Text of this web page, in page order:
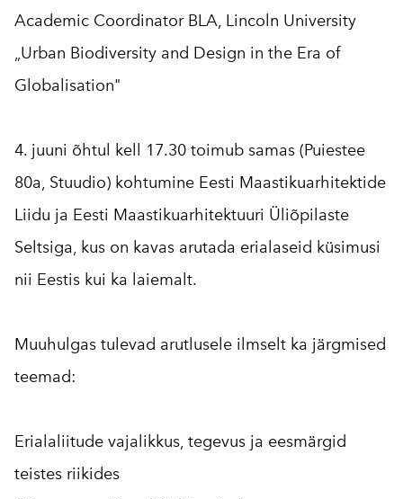
Academic Coordinator BLA, Lincoln University
„Urban Biodiversity and Design in the Era of
Globalisation"
4. juuni õhtul kell 17.30 toimub samas (Puiestee
80a, Stuudio) kohtumine Eesti Maastikuarhitektide
Liidu ja Eesti Maastikuarhitektuuri Üliõpilaste
Seltsiga, kus on kavas arutada erialaseid küsimusi
nii Eestis kui ka laiemalt.
Muuhulgas tulevad arutlusele ilmselt ka järgmised
teemad:
Erialaliitude vajalikkus, tegevus ja eesmärgid
teistes riikides